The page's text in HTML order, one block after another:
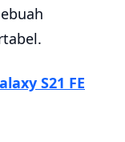
S21 FE